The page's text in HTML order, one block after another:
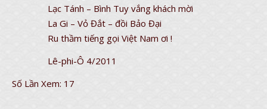
Lạc Tánh – Bình Tuy vắng khách mời
La Gi – Vỏ Đắt – đồi Bảo Đại
Ru thầm tiếng gọi Việt Nam ơi !
Lê-phi-Ô 4/2011
Số Lần Xem: 17